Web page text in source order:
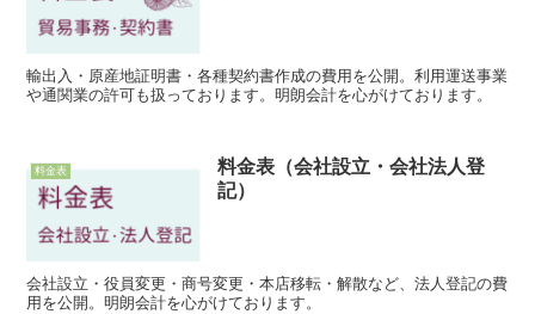
輸出入・原産地証明書・各種契約書作成の費用を公開。利用運送事業
や通関業の許可も扱っております。明朗会計を心がけております。
料金表
料金表（会社設立・会社法人登
記）
会社設立・役員変更・商号変更・本店移転・解散など、法人登記の費
用を公開。明朗会計を心がけております。